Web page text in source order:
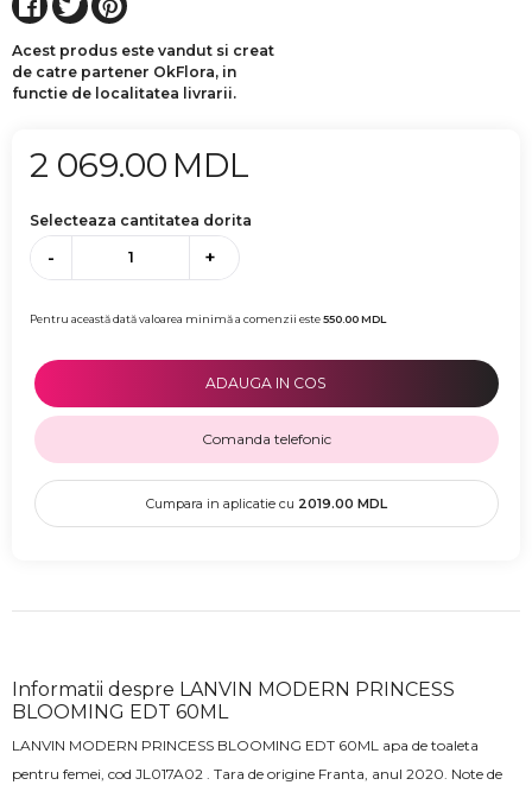
Acest produs este vandut si creat
de catre partener OkFlora, in
functie de localitatea livrarii.
2 069.00 MDL
Selecteaza cantitatea dorita
- +
Pentru această dată valoarea minimă a comenzii este550.00MDL
ADAUGA IN COS
Comanda telefonic
Cumpara in aplicatie cu 2019.00 MDL
Informatii despre LANVIN MODERN PRINCESS
BLOOMING EDT 60ML
LANVIN MODERN PRINCESS BLOOMING EDT 60ML apa de toaleta
pentru femei, cod JL017A02 . Tara de origine Franta, anul 2020. Note de